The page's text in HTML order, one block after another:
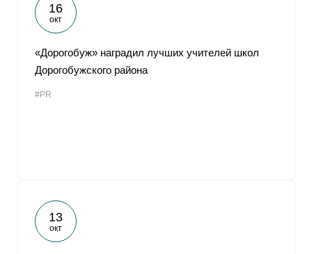
16
окт
«Дорогобуж» наградил лучших учителей школ
Дорогобужского района
#PR
13
окт